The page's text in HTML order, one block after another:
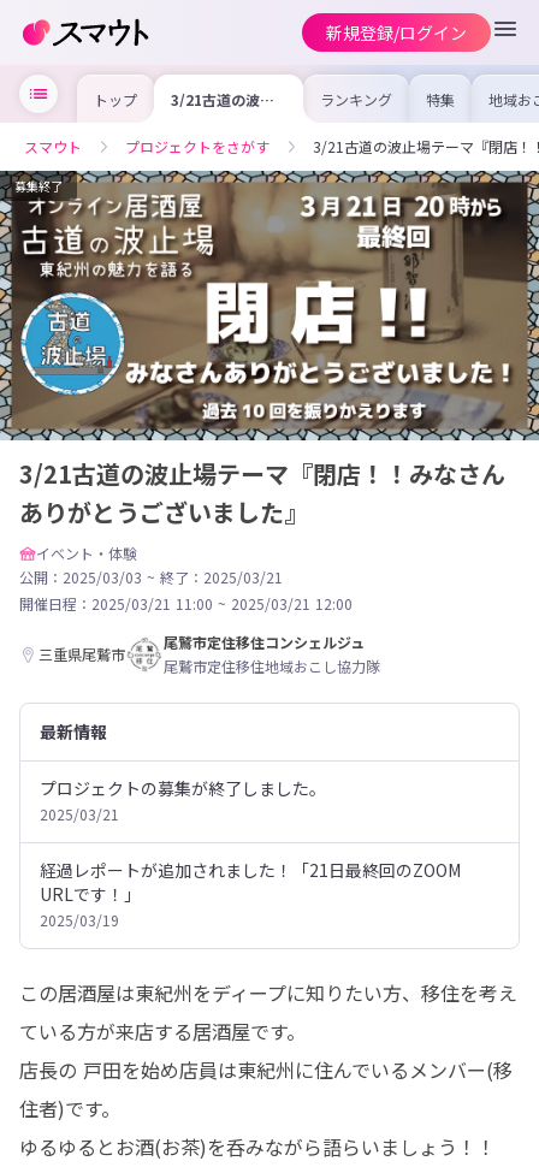
新規登録/ログイン
トップ 3/21古道の波止
場テーマ『閉
りがとうございま
した』
ランキング 特集 地域お
の求
を集め
事内容
を比較
合った
けよう
スマウト プロジェクトをさがす 3/21古道の波止場テーマ『閉店！
募集終了
3/21古道の波止場テーマ『閉店！！みなさん
ありがとうございました』
イベント・体験
公開：2025/03/03 ~ 終了：2025/03/21
開催日程： 2025/03/21 11:00 ~ 2025/03/21 12:00
三重県尾鷲市
尾鷲市定住移住コンシェルジュ
尾鷲市定住移住地域おこし協力隊
最新情報
プロジェクトの募集が終了しました。
2025/03/21
経過レポートが追加されました！「21日最終回のZOOM
URLです！」
2025/03/19
この居酒屋は東紀州をディープに知りたい方、移住を考え
ている方が来店する居酒屋です。
店長の 戸田を始め店員は東紀州に住んでいるメンバー(移
住者)です。
ゆるゆるとお酒(お茶)を呑みながら語らいましょう！！